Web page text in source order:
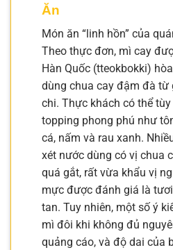
Ăn
Món ăn “linh hồn” của
Theo thực đơn, mì cay
Hàn Quốc (tteokbokki)
dùng chua cay đậm đà từ
chi. Thực khách có thể
topping phong phú như
cá, nấm và rau xanh.
xét nước dùng có vị chua
quá gắt, rất vừa khẩu vị
mực được đánh giá là
tan. Tuy nhiên, một số ý
mì đôi khi không đủ
quảng cáo, và độ dai của